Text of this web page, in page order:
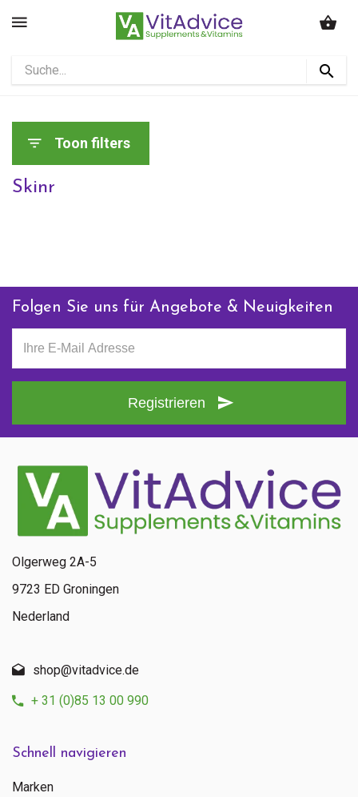
Toon filters
Skinr
Folgen Sie uns für Angebote & Neuigkeiten
Registrieren
Schnell navigieren
Marken
Olgerweg 2A-5
9723 ED Groningen
Nederland
shop@vitadvice.de
+ 31 (0)85 13 00 990